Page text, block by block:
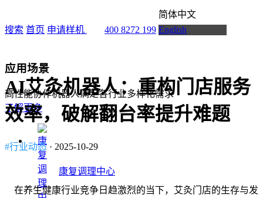
搜索 首页 申请样机 400 8272 199
简体中文
English
应用场景
高性能协作机器人满足各行业多样化需求
了解更多
康复调理中心
AI艾灸机器人：重构门店服务
效率，破解翻台率提升难题
#行业动态 · 2025-10-29
在养生健康行业竞争日趋激烈的当下，艾灸门店的生存与发